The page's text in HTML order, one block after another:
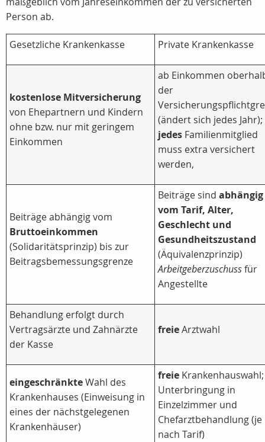
Person ab.
Gesetzliche Krankenkasse Private Krankenkasse
kostenlose Mitversicherung
von Ehepartnern und Kindern
ohne bzw. nur mit geringem
Einkommen
ab Einkommen
der
(ändert sich jedes Jahr);
jedes Familienmitglied
muss extra versichert
werden,
Beiträge abhängig vom
Bruttoeinkommen
(Solidaritätsprinzip) bis zur
Beitragsbemessungsgrenze
Beiträge sind abhängig
vom Tarif, Alter,
Geschlecht und
Gesundheitszustand
(Äquivalenzprinzip)
Arbeitgeberzuschussfür
Angestellte
Behandlung erfolgt durch
Vertragsärzte und Zahnärzte
der Kasse
freieArztwahl
eingeschränkteWahl des
Krankenhauses (Einweisung in
eines der nächstgelegenen
Krankenhäuser)
freie Krankenhauswahl;
Unterbringung in
Einzelzimmer und
Chefarztbehandlung (je
nach Tarif)